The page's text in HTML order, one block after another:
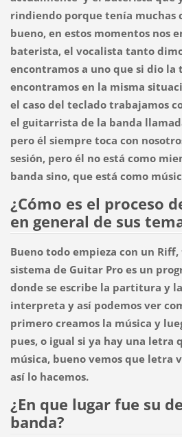
rindiendo porque tenía muchas
bueno, en estos momentos nos
baterista, el vocalista tanto
encontramos a uno que si dio
encontramos en la misma
el caso del teclado trabajamos
el guitarrista de la banda
pero él siempre toca con
sesión, pero él no está como
banda sino, que está como
¿Cómo es el proceso
en general de sus
Bueno todo empieza con un
sistema de Guitar Pro es un
donde se escribe la partitura y
interpreta y así podemos ver
primero creamos la música y
pues, o igual si ya hay una letra
música, bueno vemos que letra
así lo hacemos.
¿En que lugar fue su
banda?